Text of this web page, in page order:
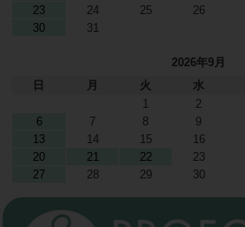
23
24 25 26
30
31
2026年9月
日
月 火 水
1
2
6
7 8 9
13
14 15 16
20
21 22 23
27
28 29 30